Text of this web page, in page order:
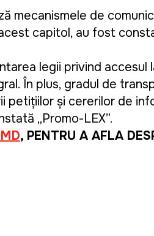
mecanismele de
capitol, au fost
legii privind
În plus, gradul de
petițiilor și cererilor de
„Promo-LEX”.
, PENTRU A AFLA